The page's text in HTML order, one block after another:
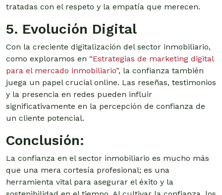
tratadas con el respeto y la empatía que merecen.
5. Evolución Digital
Con la creciente digitalización del sector inmobiliario,
como exploramos en “Estrategias de marketing digital
para el mercado inmobiliario”, la confianza también
juega un papel crucial online. Las reseñas, testimonios
y la presencia en redes pueden influir
significativamente en la percepción de confianza de
un cliente potencial.
Conclusión:
La confianza en el sector inmobiliario es mucho más
que una mera cortesía profesional; es una
herramienta vital para asegurar el éxito y la